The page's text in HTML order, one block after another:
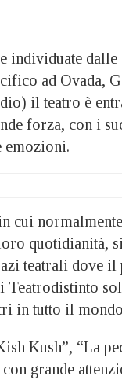
individuate
ad Ovada,
il teatro è
forza, con i
emozioni.
cui
quotidianità,
teatrali dove il
Teatrodistinto
in tutto il
Kush”, “La
grande